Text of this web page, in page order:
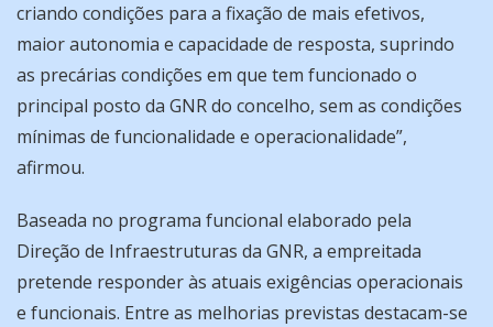
criando condições para a fixação de mais efetivos,
maior autonomia e capacidade de resposta, suprindo
as precárias condições em que tem funcionado o
principal posto da GNR do concelho, sem as condições
mínimas de funcionalidade e operacionalidade”,
afirmou.
Baseada no programa funcional elaborado pela
Direção de Infraestruturas da GNR, a empreitada
pretende responder às atuais exigências operacionais
e funcionais. Entre as melhorias previstas destacam-se